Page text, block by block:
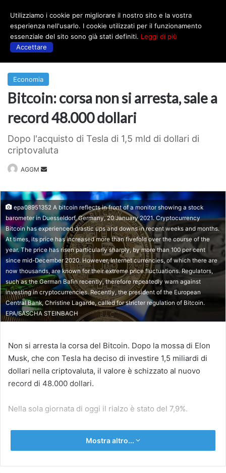
Economia
Bitcoin: corsa non si arresta, sale a
record 48.000 dollari
Dopo l'acquisto di Tesla di 1,5 mld di dollari di
criptovaluta
AGGM
Invia
epa08951352 A bitcoin reflects in front of a monitor showing a stock
barometer in Duesseldorf, Germany, 20 January 2021. Cryptocurrency
Bitcoin has experienced drastic ups and downs in recent weeks and months.
At times, its price has increased more than fivefold over the course of the
year. The price has risen particularly sharply, by more than 100 per cent
since mid-December 2020. However, Internet currencies, of which there are
now thousands, are known for their extreme price fluctuations. Regulators,
such as the German Bafin recently, therefore repeatedly warn against
investing in cryptocurrencies. Recently, the president of the European
Central Bank, Christine Lagarde, called for stricter regulation of Bitcoin.
EPA/SASCHA STEINBACH
Non si arresta la corsa del Bitcoin. Dopo la mossa di Elon
Musk, che con Tesla ha deciso di investire 1,5 miliardi di
dollari nella criptovaluta, il valore è schizzato al nuovo
record di 48.000 dollari.
Nella sola giornata di oggi il rialzo è stato del 7,9%.
Mostra altro...
Utilizziamo i cookie per migliorare il nostro sito e la vostra
esperienza nell'usarlo. I cookie utilizzati per il funzionamento
essenziale del sito sono già stati definiti. Leggi di più
Accettare